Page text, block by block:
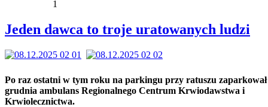
1
Jeden dawca to troje uratowanych ludzi
Po raz ostatni w tym roku na parkingu przy ratuszu zaparkował
grudnia ambulans Regionalnego Centrum Krwiodawstwa i
Krwiolecznictwa.